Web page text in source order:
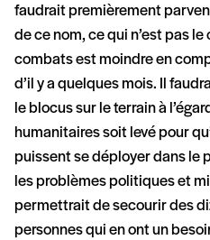
faudrait premièrement
de ce nom, ce qui n’est pas
combats est moindre en
d’il y a quelques mois. Il
le blocus sur le terrain à
humanitaires soit levé pour
puissent se déployer dans le
les problèmes politiques et
permettrait de secourir des
personnes qui en ont un